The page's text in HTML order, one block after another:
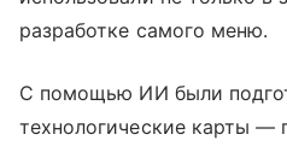
разработке самого меню.
С помощью ИИ были
технологические карты —